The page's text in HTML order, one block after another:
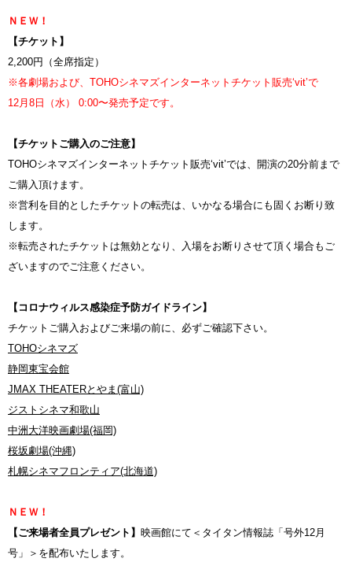
ＮＥＷ！
【チケット】
2,200円（全席指定）
※各劇場および、TOHOシネマズインターネットチケット販売‘vit’で
12月8日（水） 0:00〜発売予定です。
【チケットご購入のご注意】
TOHOシネマズインターネットチケット販売‘vit’では、開演の20分前まで
ご購入頂けます。
※営利を目的としたチケットの転売は、いかなる場合にも固くお断り致
します。
※転売されたチケットは無効となり、入場をお断りさせて頂く場合もご
ざいますのでご注意ください。
【コロナウィルス感染症予防ガイドライン】
チケットご購入およびご来場の前に、必ずご確認下さい。
TOHOシネマズ
静岡東宝会館
JMAX THEATERとやま(富山)
ジストシネマ和歌山
中洲大洋映画劇場(福岡)
桜坂劇場(沖縄)
札幌シネマフロンティア(北海道)
ＮＥＷ！
【ご来場者全員プレゼント】 映画館にて＜タイタン情報誌「号外12月
号」＞を配布いたします。